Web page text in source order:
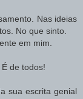
Nas ideias
No que sinto.
em mim.
de todos!
sua escrita genial